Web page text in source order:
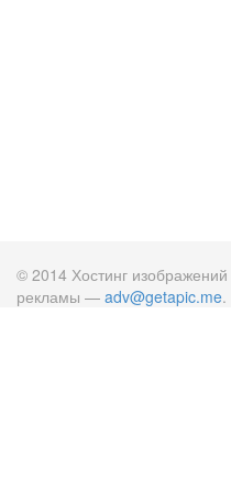
© 2014 Хостинг изображений
рекламы — adv@getapic.me.